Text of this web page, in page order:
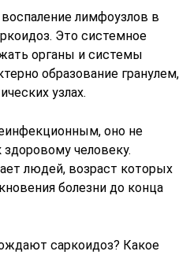
лимфоузлов в
Это системное
органы и системы
образование гранулем,
узлах.
оно не
здоровому человеку.
людей, возраст которых
болезни до конца
саркоидоз? Какое